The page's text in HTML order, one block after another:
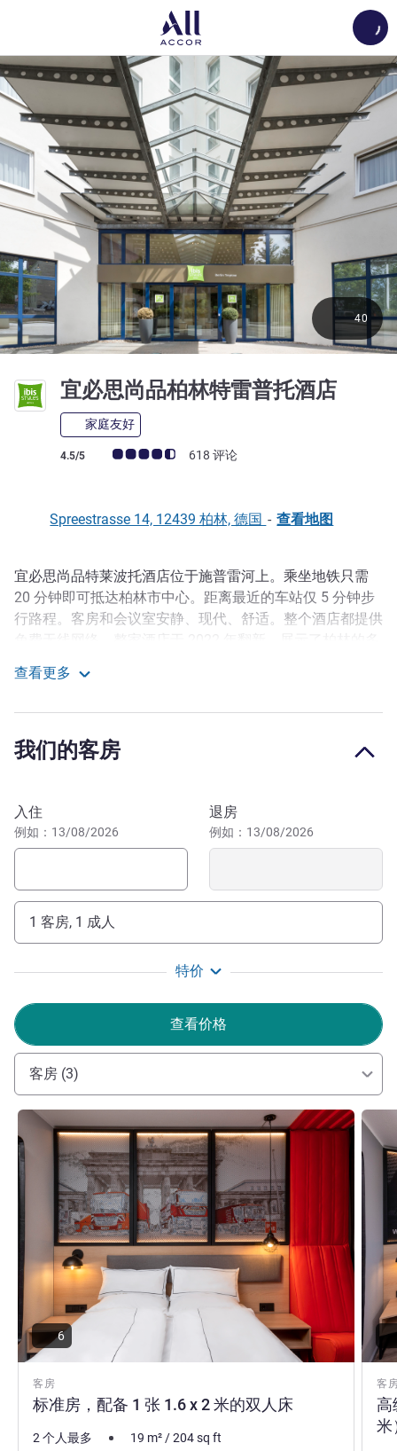
宜必思尚品柏林特雷普托酒店
家庭友好
客户意见评级 (ALL 评级)
4.5/5 618 评论
40
Spreestrasse 14, 12439 柏林, 德国 - 查看地图
描述
宜必思尚品特莱波托酒店位于施普雷河上。乘坐地铁只需
20 分钟即可抵达柏林市中心。距离最近的车站仅 5 分钟步
行路程。客房和会议室安静、现代、舒适。整个酒店都提供
ICC、Adlershof 科学中心、柏林勃兰登堡机场、弗雷德里克
斯费尔德动物园和克珀尼克老城。附近还有 Parkbühne
Wuhlheide， 几分钟即可到达。酒店设有 2 间配备先进技术
柏林特雷普托是首都区域内一片绿意盎然且多元特色鲜明的
地区，自然景致、历史底蕴与现代建筑在此交相辉映。这里
酒店经过了大规模翻建装修，采用现代实用的设计风格，
犹如一颗耀眼的明珠闪耀在色彩斑斓的柏林。我和我的团队
期待您光临宜必思尚品柏林特雷普托酒店。
Ronny Schulze 酒店管理
查看更多
我们的客房
预订此酒店
入住
例如：13/08/2026
退房
例如：13/08/2026
1 客房, 1 成人
特价
查看价格
客房 (3)
客房
标准房，配备 1 张 1.6 x 2 米的双人床
请参阅详情
6
2 个人最多 19 m²/204sq ft
客
高
米
请参